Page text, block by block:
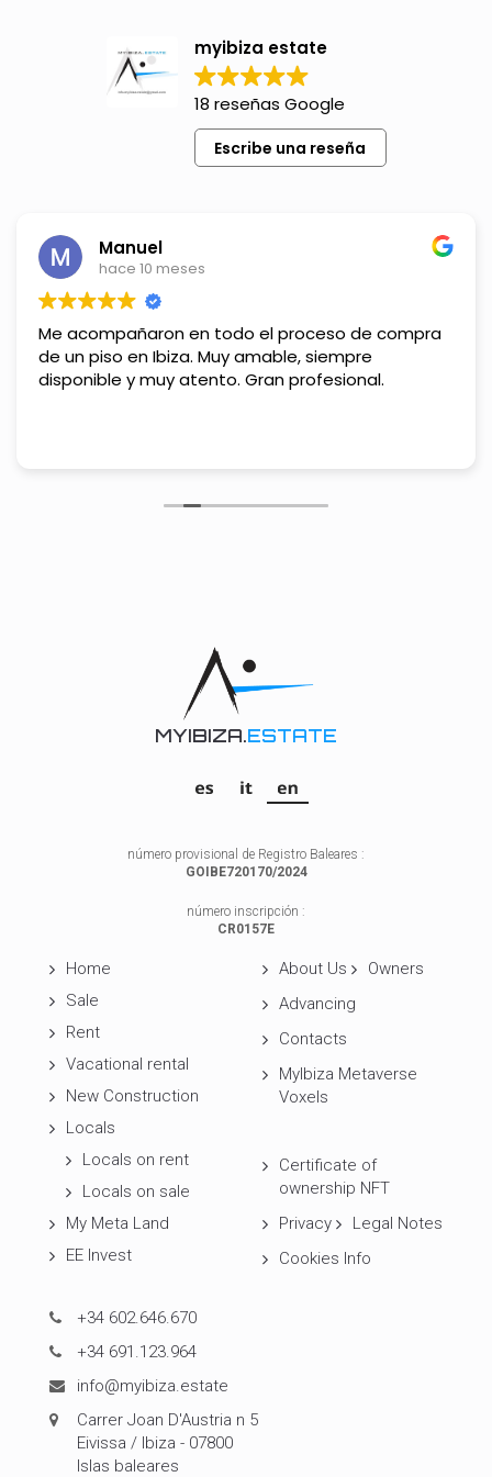
myibiza estate
18 reseñas Google
Escribe una reseña
Manuel
hace 10 meses
Me acompañaron en todo el proceso de compra
de un piso en Ibiza. Muy amable, siempre
disponible y muy atento. Gran profesional.
MYIBIZA.ESTATE
número provisional de Registro Baleares :
GOIBE720170/2024
número inscripción :
CR0157E
Home
Sale
Rent
Vacational rental
New Construction
Locals
Locals on rent
Locals on sale
My Meta Land
EE Invest
About Us
Owners
Advancing
Contacts
MyIbiza Metaverse
Voxels
Certificate of
ownership NFT
Privacy
Legal Notes
Cookies Info
+34 602.646.670
+34 691.123.964
info@myibiza.estate
Carrer Joan D'Austria n 5
Eivissa / Ibiza - 07800
Islas baleares